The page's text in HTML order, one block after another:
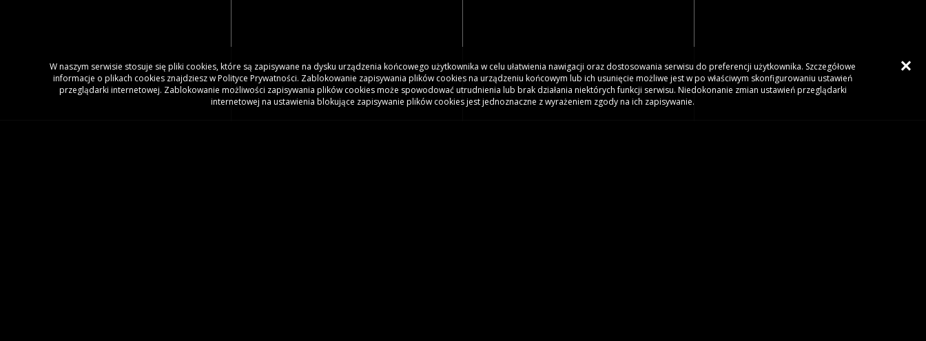
W naszym serwisie stosuje się pliki cookies, które są zapisywane na dysku urządzenia końcowego użytkownika w celu ułatwienia nawigacji oraz dostosowania serwisu do preferencji użytkownika. Szczegółowe
informacje o plikach cookies znajdziesz w Polityce Prywatności. Zablokowanie zapisywania plików cookies na urządzeniu końcowym lub ich usunięcie możliwe jest w po właściwym skonfigurowaniu ustawień
przeglądarki internetowej. Zablokowanie możliwości zapisywania plików cookies może spowodować utrudnienia lub brak działania niektórych funkcji serwisu. Niedokonanie zmian ustawień przeglądarki
internetowej na ustawienia blokujące zapisywanie plików cookies jest jednoznaczne z wyrażeniem zgody na ich zapisywanie.